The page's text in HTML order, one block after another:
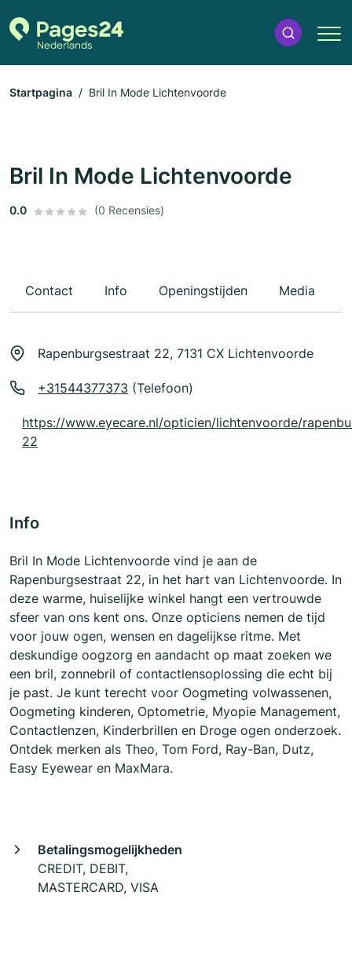
Startpagina Bril In Mode Lichtenvoorde
Bril In Mode Lichtenvoorde
0.0 (0 Recensies)
Contact Info Openingstijden Media
Rapenburgsestraat 22, 7131 CX Lichtenvoorde
+31544377373 (Telefoon)
https://www.eyecare.nl/opticien/lichtenvoorde/
22
Info
Bril In Mode Lichtenvoorde vind je aan de
Rapenburgsestraat 22, in het hart van Lichtenvoorde. In
deze warme, huiselijke winkel hangt een vertrouwde
sfeer van ons kent ons. Onze opticiens nemen de tijd
voor jouw ogen, wensen en dagelijkse ritme. Met
deskundige oogzorg en aandacht op maat zoeken we
een bril, zonnebril of contactlensoplossing die echt bij
je past. Je kunt terecht voor Oogmeting volwassenen,
Oogmeting kinderen, Optometrie, Myopie Management,
Contactlenzen, Kinderbrillen en Droge ogen onderzoek.
Ontdek merken als Theo, Tom Ford, Ray-Ban, Dutz,
Easy Eyewear en MaxMara.
Betalingsmogelijkheden
CREDIT, DEBIT,
MASTERCARD, VISA